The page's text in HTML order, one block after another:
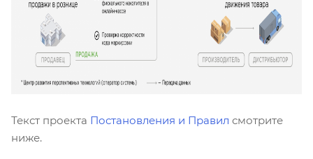
Текст проекта Постановления и Правил смотрите
ниже.